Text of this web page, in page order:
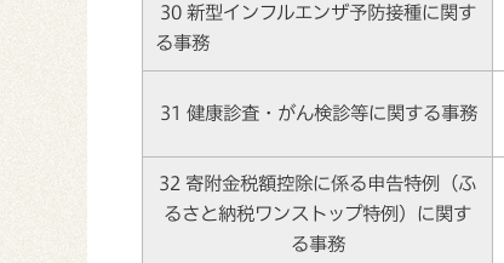
30 新型インフルエンザ予防接種に関す
る事務
31 健康診査・がん検診等に関する事務
32 寄附金税額控除に係る申告特例（ふ
るさと納税ワンストップ特例）に関す
る事務